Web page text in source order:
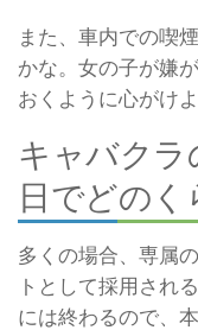
また、車内での喫
かな。 女の子が嫌
おくように心がけよ
キャバクラ
日でどのく
多くの場合、専属
トとして採用される
には終わるので、